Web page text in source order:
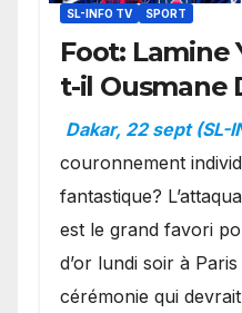
SL-INFO TV SPORT
Foot: Lamine
t-il Ousmane
Ballon d’or ?
Dakar, 22 sept (SL-
couronnement
fantastique?
est le grand favori
d’or lundi soir à
cérémonie qui